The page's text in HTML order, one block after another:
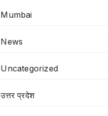
Mumbai
News
Uncategorized
उत्तर प्रदेश